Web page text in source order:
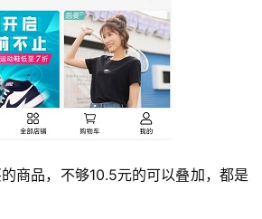
商品，不够10.5元的可以叠加，都是